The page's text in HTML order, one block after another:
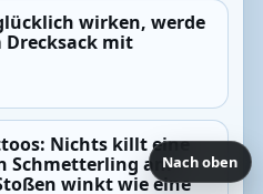
wirken, werde
mit
Nichts killt eine
Schmetterling am
winkt wie eine
Nach oben